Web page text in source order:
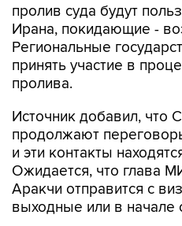
пролив суда будут
Ирана, покидающие -
Региональные
принять участие в
пролива.
Источник добавил, что
продолжают
и эти контакты
Ожидается, что глава
Аракчи отправится с
выходные или в